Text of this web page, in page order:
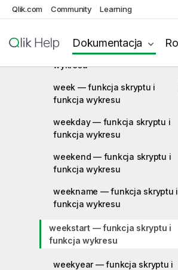
Qlik.com Community Learning
Dokumentacja
today — funkcja skryptu i
UTC — funkcja skryptu i funkcja
wykresu
week — funkcja skryptu i
funkcja wykresu
weekday — funkcja skryptu i
funkcja wykresu
weekend — funkcja skryptu i
funkcja wykresu
weekname — funkcja skryptu i
funkcja wykresu
weekstart — funkcja skryptu i
funkcja wykresu
weekyear — funkcja skryptu i